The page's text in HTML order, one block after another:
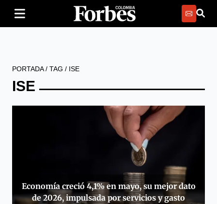
PORTADA/ TAG / ISE
ISE
Economía creció 4,1% en mayo, su mejor dato
de 2026, impulsada por servicios y gasto